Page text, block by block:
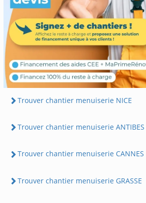
Trouver chantier menuiserie NICE
Trouver chantier menuiserie ANTIBES
Trouver chantier menuiserie CANNES
Trouver chantier menuiserie GRASSE